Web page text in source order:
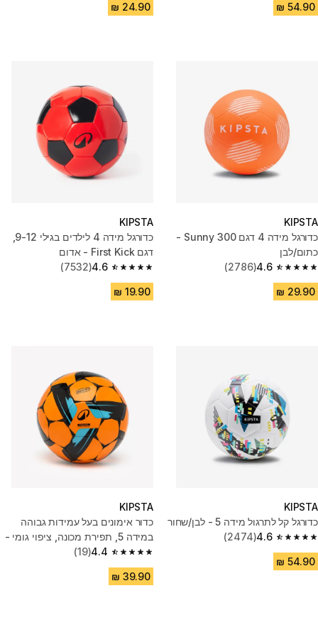
KIPSTA
כדורגל מידה 4 דגם Sunny 300 -
כתום/לבן
4.6
4.6 out of 5 stars from 2786 reviews
(2786)
KIPSTA
דגם First Kick - אדום
4.6
4.6 out of 5 stars from 7532 reviews
(7532)
KIPSTA
כדורגל קל לתרגול מידה 5 - לבן/שחור
4.6
4.6 out of 5 stars from 2474 reviews
(2474)
KIPSTA
כדור אימונים בעל עמידות גבוהה
במידה 5, תפירת מכונה, ציפוי גומי -
כתום
4.4
4.4 out of 5 stars from 19 reviews
(19)